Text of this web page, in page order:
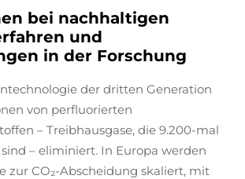
bei nachhaltigen
und
in der Forschung
der dritten Generation
von perfluorierten
– Treibhausgase, die 9.200-mal
sind – eliminiert. In Europa werden
zur CO₂-Abscheidung skaliert, mit